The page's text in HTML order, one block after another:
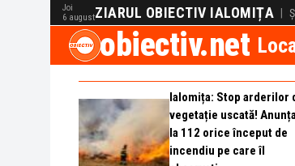
Joi
6 augustZIARUL OBIECTIV IALOMIȚA |
obiectiv.net
Ialomița: Stop arderilor
vegetație uscată!
la 112 orice început de
incendiu pe care îl